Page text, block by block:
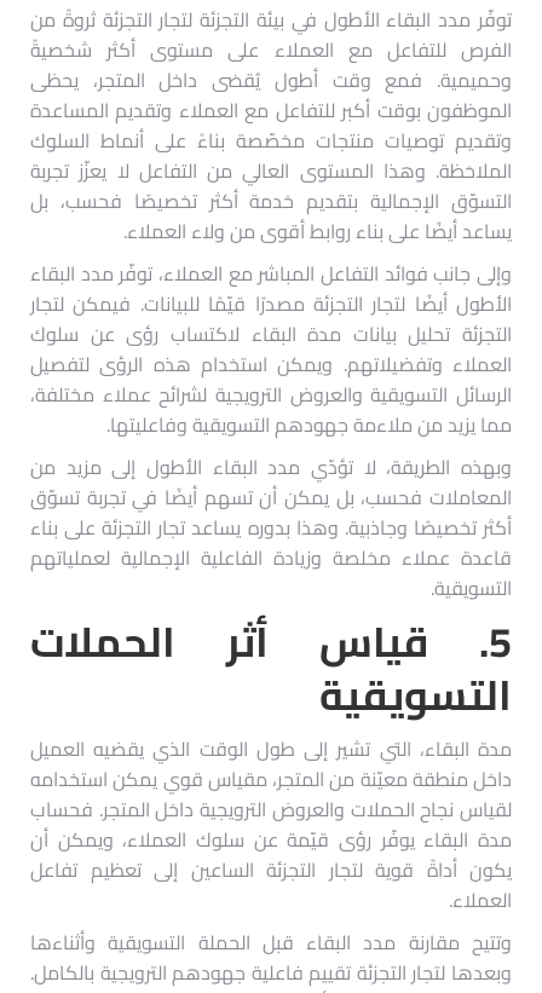
توفّر مدد البقاء الأطول في بيئة التجزئة لتجار التجزئة ثروةً من
الفرص للتفاعل مع العملاء على مستوى أكثر شخصيةً
وحميمية. فمع وقت أطول يُقضى داخل المتجر، يحظى
الموظفون بوقت أكبر للتفاعل مع العملاء وتقديم المساعدة
وتقديم توصيات منتجات مخصّصة بناءً على أنماط السلوك
الملاحَظة. وهذا المستوى العالي من التفاعل لا يعزّز تجربة
التسوّق الإجمالية بتقديم خدمة أكثر تخصيصًا فحسب، بل
يساعد أيضًا على بناء روابط أقوى من ولاء العملاء.
وإلى جانب فوائد التفاعل المباشر مع العملاء، توفّر مدد البقاء
الأطول أيضًا لتجار التجزئة مصدرًا قيّمًا للبيانات. فيمكن لتجار
التجزئة تحليل بيانات مدة البقاء لاكتساب رؤى عن سلوك
العملاء وتفضيلاتهم. ويمكن استخدام هذه الرؤى لتفصيل
الرسائل التسويقية والعروض الترويجية لشرائح عملاء مختلفة،
مما يزيد من ملاءمة جهودهم التسويقية وفاعليتها.
وبهذه الطريقة، لا تؤدّي مدد البقاء الأطول إلى مزيد من
المعاملات فحسب، بل يمكن أن تسهم أيضًا في تجربة تسوّق
أكثر تخصيصًا وجاذبية. وهذا بدوره يساعد تجار التجزئة على بناء
قاعدة عملاء مخلصة وزيادة الفاعلية الإجمالية لعملياتهم
التسويقية.
5. قياس أثر الحملات
التسويقية
مدة البقاء، التي تشير إلى طول الوقت الذي يقضيه العميل
داخل منطقة معيّنة من المتجر، مقياس قوي يمكن استخدامه
لقياس نجاح الحملات والعروض الترويجية داخل المتجر. فحساب
مدة البقاء يوفّر رؤى قيّمة عن سلوك العملاء، ويمكن أن
يكون أداةً قوية لتجار التجزئة الساعين إلى تعظيم تفاعل
العملاء.
وتتيح مقارنة مدد البقاء قبل الحملة التسويقية وأثناءها
وبعدها لتجار التجزئة تقييم فاعلية جهودهم الترويجية بالكامل.